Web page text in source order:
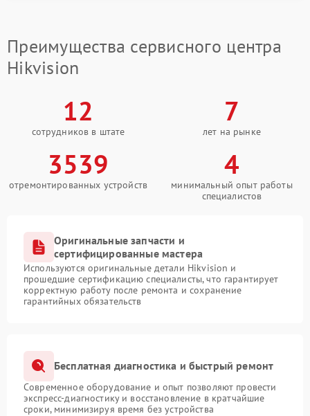
Преимущества сервисного центра
Hikvision
12
сотрудников в штате
7
лет на рынке
3539
отремонтированных устройств
4
минимальный опыт работы
специалистов
Оригинальные запчасти и
сертифицированные мастера
Используются оригинальные детали Hikvision и
прошедшие сертификацию специалисты, что гарантирует
корректную работу после ремонта и сохранение
гарантийных обязательств
Бесплатная диагностика и быстрый ремонт
Современное оборудование и опыт позволяют провести
экспресс-диагностику и восстановление в кратчайшие
сроки, минимизируя время без устройства